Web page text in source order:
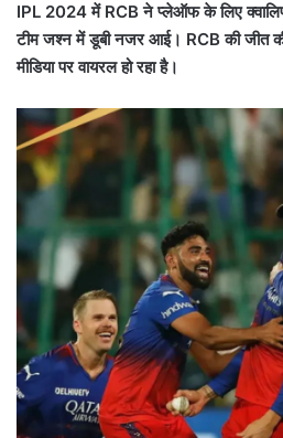
IPL 2024 में RCB ने प्लेऑफ के लिए
टीम जश्न में डूबी नजर आई। RCB की जीत
मीडिया पर वायरल हो रहा है।